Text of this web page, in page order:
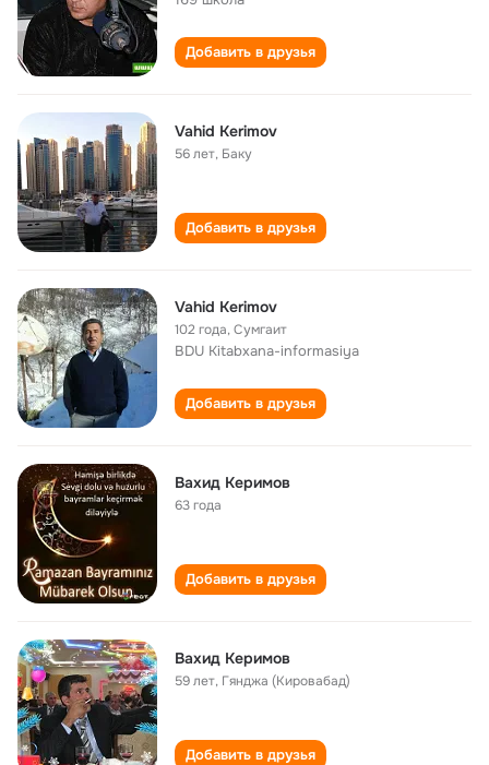
Добавить в друзья
Vahid Kerimov
56 лет, Баку
Добавить в друзья
Vahid Kerimov
102 года,Сумгаит
BDU Kitabxana-informasiya
Добавить в друзья
Вахид Керимов
63 года
Добавить в друзья
Вахид Керимов
59 лет, Гянджа (Кировабад)
Добавить в друзья